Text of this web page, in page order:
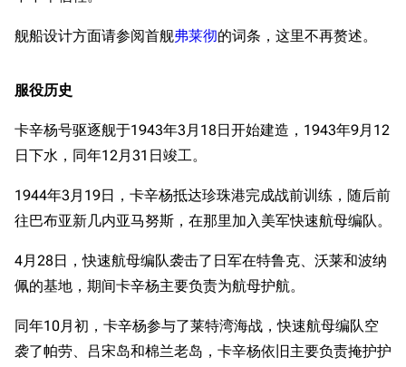
舰船设计方面请参阅首舰弗莱彻的词条，这里不再赘述。
服役历史
卡辛杨号驱逐舰于1943年3月18日开始建造，1943年9月12
日下水，同年12月31日竣工。
1944年3月19日，卡辛杨抵达珍珠港完成战前训练，随后前
往巴布亚新几内亚马努斯，在那里加入美军快速航母编队。
4月28日，快速航母编队袭击了日军在特鲁克、沃莱和波纳
佩的基地，期间卡辛杨主要负责为航母护航。
同年10月初，卡辛杨参与了莱特湾海战，快速航母编队空
袭了帕劳、吕宋岛和棉兰老岛，卡辛杨依旧主要负责掩护护